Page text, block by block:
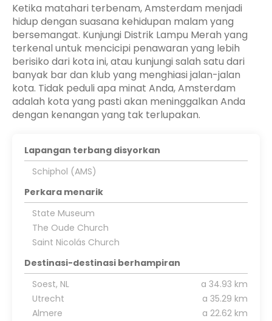
Ketika matahari terbenam, Amsterdam menjadi
hidup dengan suasana kehidupan malam yang
bersemangat. Kunjungi Distrik Lampu Merah yang
terkenal untuk mencicipi penawaran yang lebih
berisiko dari kota ini, atau kunjungi salah satu dari
banyak bar dan klub yang menghiasi jalan-jalan
kota. Tidak peduli apa minat Anda, Amsterdam
adalah kota yang pasti akan meninggalkan Anda
dengan kenangan yang tak terlupakan.
Lapangan terbang disyorkan
Schiphol (AMS)
Perkara menarik
State Museum
The Oude Church
Saint Nicolás Church
Destinasi-destinasi berhampiran
Soest, NL
a 34.93 km
Utrecht
a 35.29 km
Almere
a 22.62 km